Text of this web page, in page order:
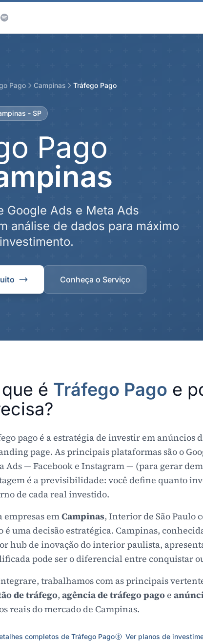
Pago Campinas Tráfego Pago
- SP
Pago
Google Ads e Meta Ads
análise de dados para máximo
Conheça o Serviço
é Tráfego Pago e
pago é a estratégia de investir em
page. As principais plataformas são o
Ads — Facebook e Instagram — (para gerar
é a previsibilidade: você define quanto
de cada real investido.
empresas emCampinas, Interior de São Paulo
é uma decisão estratégica. Campinas,
hub de inovação do interior paulista,
pode ser o diferencial entre conquistar
trabalhamos com as principais
de tráfego, agência de tráfego pago e
reais do mercado de Campinas.
completos de Tráfego Pago Ver planos de